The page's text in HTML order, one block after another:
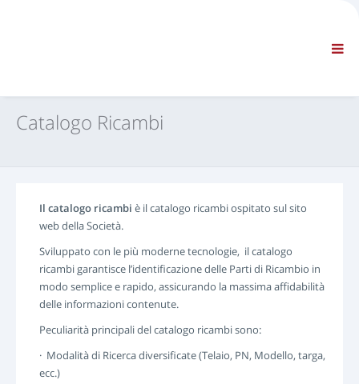
NAVIGAZIONE STANDARD
CONDIZIONI CONTRATTUALI
Catalogo Ricambi
Tempari / Attrezzature
Special Tools
Strumenti di Diagnosi
ECUs Re-programming
LOGIN
Catalogo Ricambi
Il catalogo ricambiè il catalogo ricambi ospitato sul sito
web della Società.
Sviluppato con le più moderne tecnologie, il catalogo
ricambi garantisce l’identificazione delle Parti di Ricambio in
modo semplice e rapido, assicurando la massima affidabilità
delle informazioni contenute.
Peculiarità principali del catalogo ricambi sono:
· Modalità di Ricerca diversificate (Telaio, PN, Modello, targa,
ecc.)